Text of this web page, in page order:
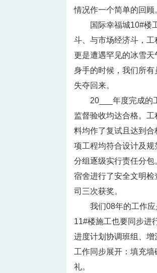
情况作一个简单的回顾
国际幸福城10#楼
斗、与市场经济斗，
更是遭遇罕见的冰雪
身手的时候，我们所
失夺回来。
20___年度完成的
监督验收均达合格。
料均作了复试且达到
项工程均符合设计及
分组逐级实行责任分包
宿舍进行了安全文明
司三次获奖。
我们08年的工作
11#楼施工也要同步进
进度计划协调班组、
工作同步展开：填充
礼。